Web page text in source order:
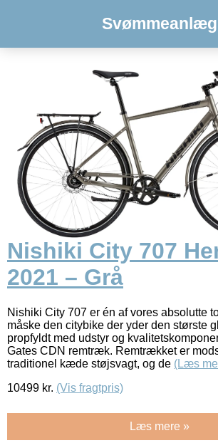
Svømmeanlæg
Nishiki City 707
2021 – Grå
Nishiki City 707 er én af vores absolutte
måske den citybike der yder den største
propfyldt med udstyr og
Gates CDN remtræk. Remtrækket er
traditionel kæde støjsvagt, og de (Læs
10499 kr. (Vis fragtpris)
Læs mere »